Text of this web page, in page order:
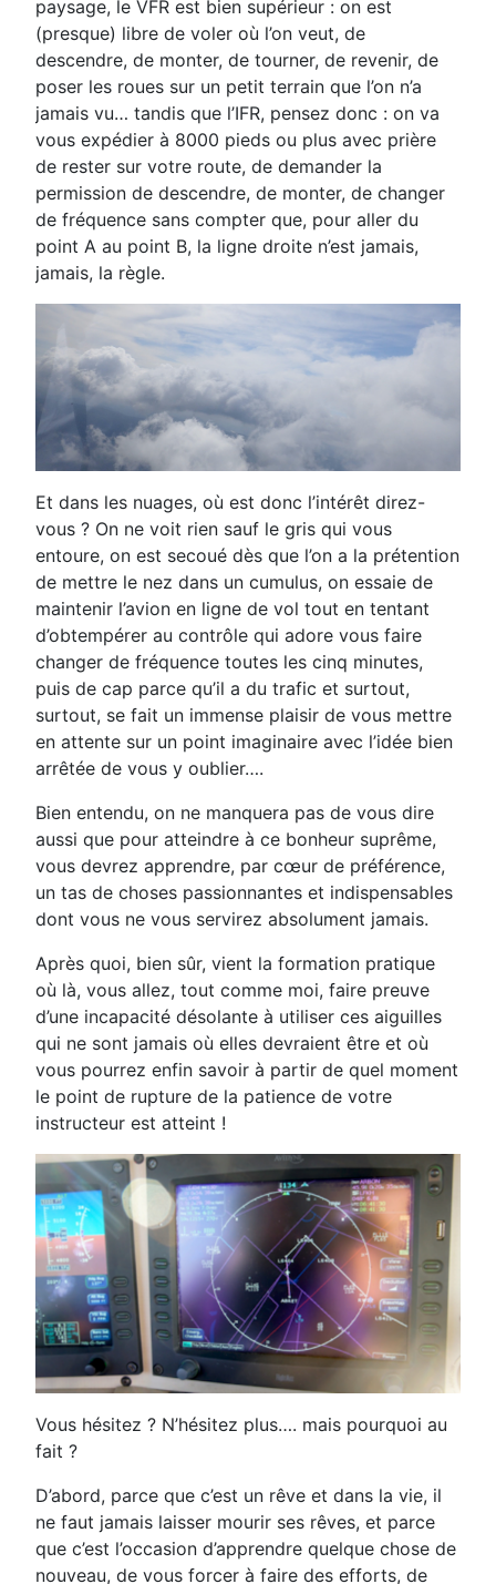
paysage, le VFR est bien supérieur : on est
(presque) libre de voler où l’on veut, de
descendre, de monter, de tourner, de revenir, de
poser les roues sur un petit terrain que l’on n’a
jamais vu… tandis que l’IFR, pensez donc : on va
vous expédier à 8000 pieds ou plus avec prière
de rester sur votre route, de demander la
permission de descendre, de monter, de changer
de fréquence sans compter que, pour aller du
point A au point B, la ligne droite n’est jamais,
jamais, la règle.
Et dans les nuages, où est donc l’intérêt direz-
vous ? On ne voit rien sauf le gris qui vous
entoure, on est secoué dès que l’on a la prétention
de mettre le nez dans un cumulus, on essaie de
maintenir l’avion en ligne de vol tout en tentant
d’obtempérer au contrôle qui adore vous faire
changer de fréquence toutes les cinq minutes,
puis de cap parce qu’il a du trafic et surtout,
surtout, se fait un immense plaisir de vous mettre
en attente sur un point imaginaire avec l’idée bien
arrêtée de vous y oublier….
Bien entendu, on ne manquera pas de vous dire
aussi que pour atteindre à ce bonheur suprême,
vous devrez apprendre, par cœur de préférence,
un tas de choses passionnantes et indispensables
dont vous ne vous servirez absolument jamais.
Après quoi, bien sûr, vient la formation pratique
où là, vous allez, tout comme moi, faire preuve
d’une incapacité désolante à utiliser ces aiguilles
qui ne sont jamais où elles devraient être et où
vous pourrez enfin savoir à partir de quel moment
le point de rupture de la patience de votre
instructeur est atteint !
Vous hésitez ? N’hésitez plus…. mais pourquoi au
fait ?
D’abord, parce que c’est un rêve et dans la vie, il
ne faut jamais laisser mourir ses rêves, et parce
que c’est l’occasion d’apprendre quelque chose de
nouveau, de vous forcer à faire des efforts, de